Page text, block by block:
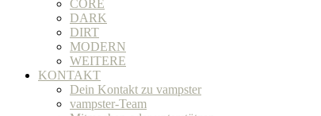
CORE
DARK
DIRT
MODERN
WEITERE
KONTAKT
Dein Kontakt zu vampster
vampster-Team